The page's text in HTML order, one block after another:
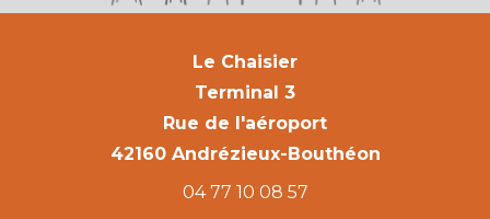
Le Chaisier
Terminal 3
Rue de l'aéroport
42160 Andrézieux-Bouthéon
04 77 10 08 57